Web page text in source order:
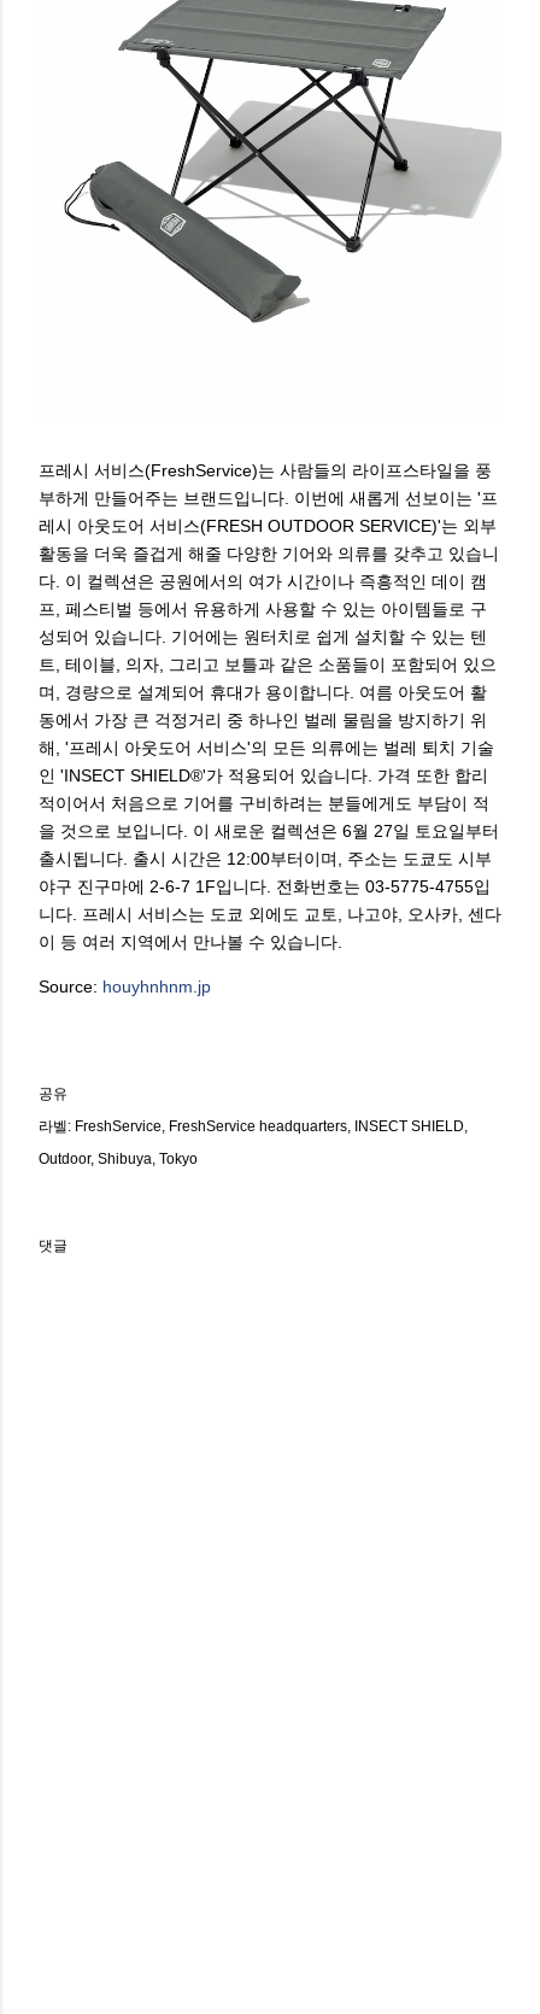
프레시 서비스(FreshService)는 사람들의 라이프스타일을 풍
부하게 만들어주는 브랜드입니다. 이번에 새롭게 선보이는 '프
레시 아웃도어 서비스(FRESH OUTDOOR SERVICE)'는 외부
활동을 더욱 즐겁게 해줄 다양한 기어와 의류를 갖추고 있습니
다. 이 컬렉션은 공원에서의 여가 시간이나 즉흥적인 데이 캠
프, 페스티벌 등에서 유용하게 사용할 수 있는 아이템들로 구
성되어 있습니다. 기어에는 원터치로 쉽게 설치할 수 있는 텐
트, 테이블, 의자, 그리고 보틀과 같은 소품들이 포함되어 있으
며, 경량으로 설계되어 휴대가 용이합니다. 여름 아웃도어 활
동에서 가장 큰 걱정거리 중 하나인 벌레 물림을 방지하기 위
해, '프레시 아웃도어 서비스'의 모든 의류에는 벌레 퇴치 기술
인 'INSECT SHIELD®'가 적용되어 있습니다. 가격 또한 합리
적이어서 처음으로 기어를 구비하려는 분들에게도 부담이 적
을 것으로 보입니다. 이 새로운 컬렉션은 6월 27일 토요일부터
출시됩니다. 출시 시간은 12:00부터이며, 주소는 도쿄도 시부
야구 진구마에 2-6-7 1F입니다. 전화번호는 03-5775-4755입
니다. 프레시 서비스는 도쿄 외에도 교토, 나고야, 오사카, 센다
이 등 여러 지역에서 만나볼 수 있습니다.
Source: houyhnhnm.jp
공유
라벨: FreshService FreshService headquarters INSECT SHIELD
Outdoor Shibuya Tokyo
댓글